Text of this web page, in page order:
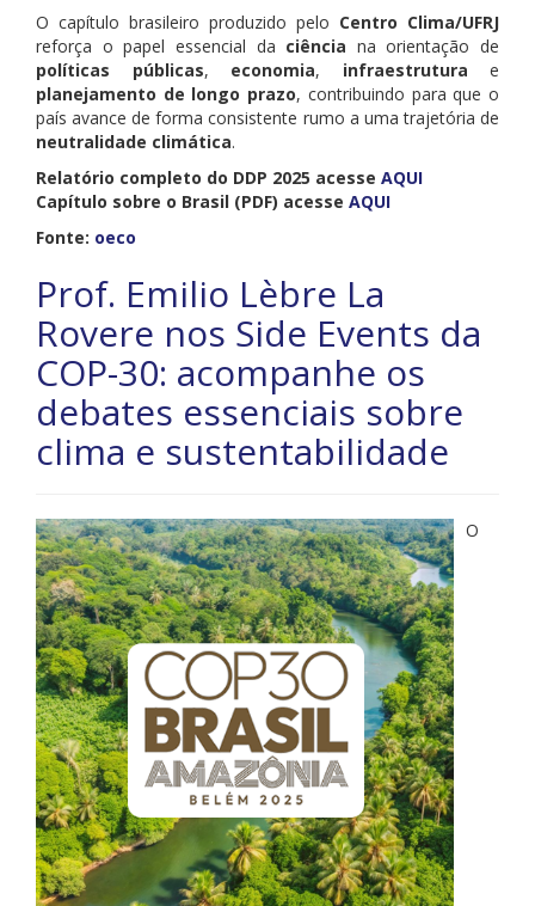
O capítulo brasileiro produzido pelo Centro Clima/UFRJ
reforça o papel essencial da ciência na orientação de
políticas públicas, economia, infraestrutura e
planejamento de longo prazo, contribuindo para que o
país avance de forma consistente rumo a uma trajetória de
neutralidade climática.
Relatório completo do DDP 2025 acesse AQUI
Capítulo sobre o Brasil (PDF) acesse AQUI
Fonte: oeco
Prof. Emilio Lèbre La
Rovere nos Side Events da
COP-30: acompanhe os
debates essenciais sobre
clima e sustentabilidade
O